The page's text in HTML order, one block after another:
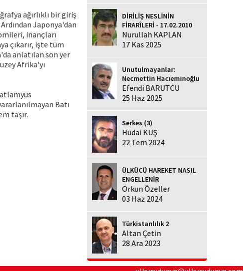
ağırlıklı bir giriş
Japonya'dan
inançları
çıkarır, işte tüm
anlatılan son yer
Afrika'yı
Batı
taşır.
DİRİLİŞ NESLİNİN
FİRARÎLERİ - 17.02.2010
Nurullah KAPLAN
17 Kas 2025
Unutulmayanlar:
Necmettin Hacıeminoğlu
Efendi BARUTCU
25 Haz 2025
Serkes (3)
Hüdai KUŞ
22 Tem 2024
ÜLKÜCÜ HAREKET NASIL
ENGELLENİR
Orkun Özeller
03 Haz 2024
Türkistanlılık 2
Altan Çetin
28 Ara 2023